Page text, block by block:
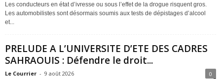
Les conducteurs en état d’ivresse ou sous l’effet de la drogue risquent gros.
Les automobilistes sont désormais soumis aux tests de dépistages d’alcool
et...
PRELUDE A L’UNIVERSITE D’ETE DES CADRES
SAHRAOUIS : Défendre le droit...
Le Courrier - 9 août 2026 0